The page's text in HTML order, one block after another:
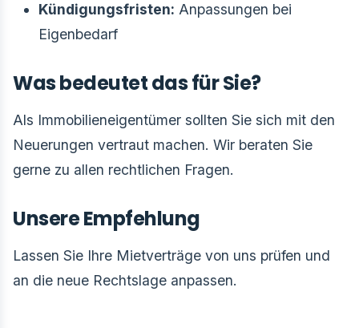
Kündigungsfristen: Anpassungen bei
Eigenbedarf
Was bedeutet das für Sie?
Als Immobilieneigentümer sollten Sie sich mit den
Neuerungen vertraut machen. Wir beraten Sie
gerne zu allen rechtlichen Fragen.
Unsere Empfehlung
Lassen Sie Ihre Mietverträge von uns prüfen und
an die neue Rechtslage anpassen.